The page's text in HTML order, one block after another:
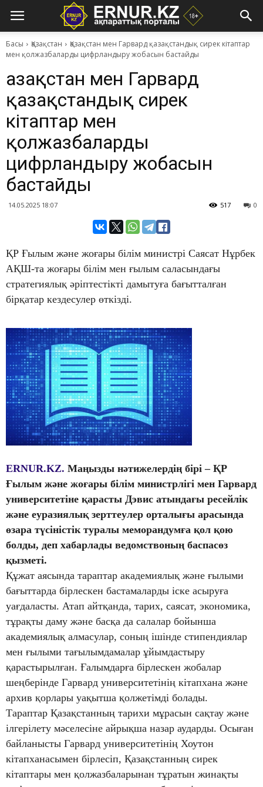
Басы Қазақстан
Қазақстан мен Гарвард қазақстандық сирек кітаптар
мен қолжазбаларды цифрландыру жобасын бастайды
Қазақстан мен Гарвард
қазақстандық сирек
кітаптар мен
қолжазбаларды
цифрландыру жобасын
бастайды
14.05.2025 18:07 0
517
ҚР Ғылым және жоғары білім министрі Саясат Нұрбек
АҚШ-та жоғары білім мен ғылым саласындағы
стратегиялық әріптестікті дамытуға бағытталған
бірқатар кездесулер өткізді.
ERNUR.KZ. Маңызды нәтижелердің бірі – ҚР
Ғылым және жоғары білім министрлігі мен Гарвард
университетіне қарасты Дэвис атындағы ресейлік
және еуразиялық зерттеулер орталығы арасында
өзара түсіністік туралы меморандумға қол қою
болды, деп хабарлады ведомствоның баспасөз
қызметі.
Құжат аясында тараптар академиялық және ғылыми
бағыттарда бірлескен бастамаларды іске асыруға
уағдаласты. Атап айтқанда, тарих, саясат, экономика,
тұрақты даму және басқа да салалар бойынша
академиялық алмасулар, соның ішінде стипендиялар
мен ғылыми тағылымдамалар ұйымдастыру
қарастырылған. Ғалымдарға бірлескен жобалар
шеңберінде Гарвард университетінің кітапхана және
архив қорлары уақытша қолжетімді болады.
Тараптар Қазақстанның тарихи мұрасын сақтау және
ілгерілету мәселесіне айрықша назар аударды. Осыған
байланысты Гарвард университетінің Хоутон
кітапханасымен бірлесіп, Қазақстанның сирек
кітаптары мен қолжазбаларынан тұратын жинақты